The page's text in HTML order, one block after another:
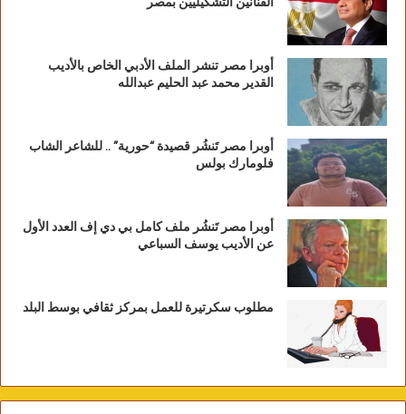
الفنانين التشكيليين بمصر
أوبرا مصر تنشر الملف الأدبي الخاص بالأديب
القدير محمد عبد الحليم عبدالله
أوبرا مصر تَنشُر قصيدة “حورية” .. للشاعر الشاب
فلومارك بولس
أوبرا مصر تَنشُر ملف كامل بي دي إف العدد الأول
عن الأديب يوسف السباعي
مطلوب سكرتيرة للعمل بمركز ثقافي بوسط البلد